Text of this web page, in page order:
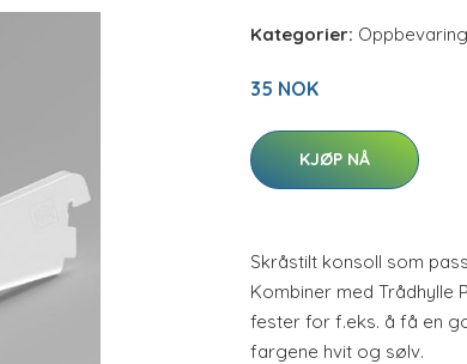
Kategorier: Oppbevaring
35 NOK
KJØP NÅ
Skråstilt konsoll som
Kombiner med Trådhylle
fester for f.eks. å få en
fargene hvit og sølv.